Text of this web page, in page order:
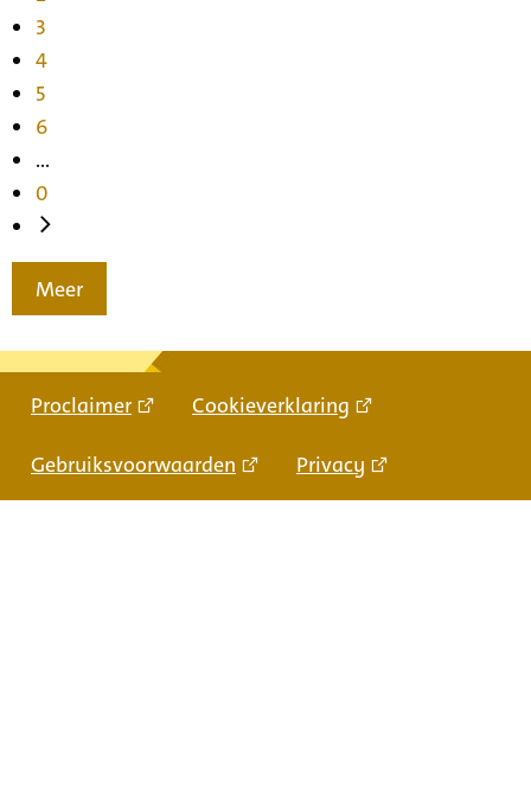
3
4
5
6
...
0
Meer
Proclaimer Cookieverklaring
Gebruiksvoorwaarden Privacy